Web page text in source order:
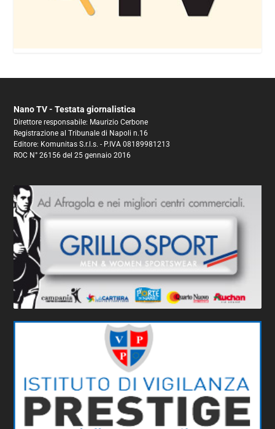
Nano TV - Testata giornalistica
Direttore responsabile: Maurizio Cerbone
Registrazione al Tribunale di Napoli n.16
Editore: Komunitas S.r.l.s. - P.IVA 08189981213
ROC N° 26156 del 25 gennaio 2016